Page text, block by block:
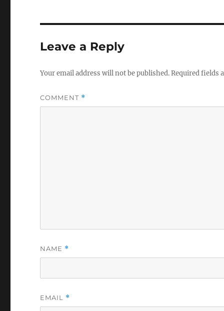
Leave a Reply
Your email address will not be published.Required fields
COMMENT *
NAME *
EMAIL *